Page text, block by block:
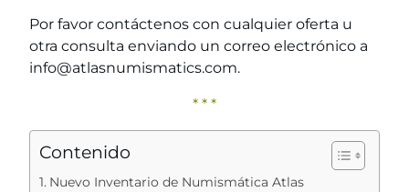
Por favor contáctenos con cualquier oferta u
otra consulta enviando un correo electrónico a
info@atlasnumismatics.com.
* * *
Contenido
Nuevo Inventario de Numismática Atlas